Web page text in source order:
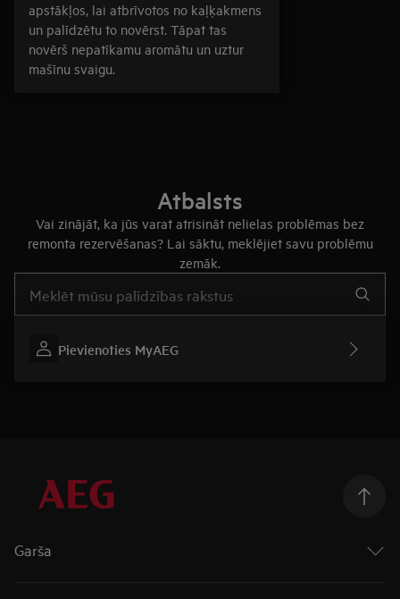
apstākļos, lai atbrīvotos no kaļķakmens
un palīdzētu to novērst. Tāpat tas
novērš nepatīkamu aromātu un uztur
mašīnu svaigu.
Atbalsts
Vai zinājāt, ka jūs varat atrisināt nelielas problēmas bez
remonta rezervēšanas? Lai sāktu, meklējiet savu problēmu
zemāk.
Pievienoties MyAEG
Garša